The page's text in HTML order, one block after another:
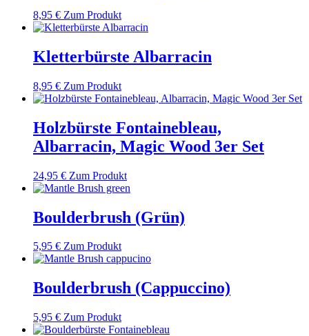
8,95 € Zum Produkt
Kletterbürste Albarracin
8,95 € Zum Produkt
Holzbürste Fontainebleau,
Albarracin, Magic Wood 3er Set
24,95 € Zum Produkt
Boulderbrush (Grün)
5,95 € Zum Produkt
Boulderbrush (Cappuccino)
5,95 € Zum Produkt